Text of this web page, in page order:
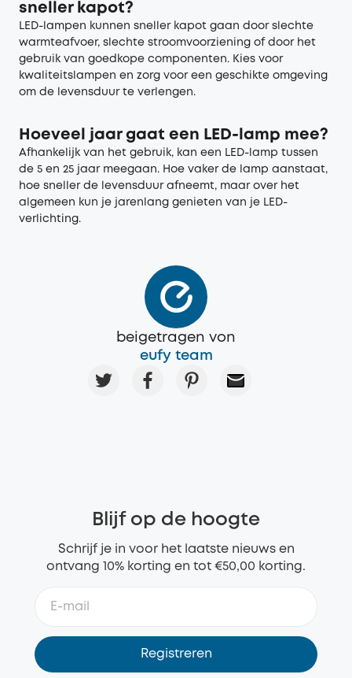
sneller kapot?
LED-lampen kunnen sneller kapot gaan door slechte
warmteafvoer, slechte stroomvoorziening of door het
gebruik van goedkope componenten. Kies voor
kwaliteitslampen en zorg voor een geschikte omgeving
om de levensduur te verlengen.
Hoeveel jaar gaat een LED-lamp mee?
Afhankelijk van het gebruik, kan een LED-lamp tussen
de 5 en 25 jaar meegaan. Hoe vaker de lamp aanstaat,
hoe sneller de levensduur afneemt, maar over het
algemeen kun je jarenlang genieten van je LED-
verlichting.
beigetragen von
eufy team
Blijf op de hoogte
Schrijf je in voor het laatste nieuws en
ontvang 10% korting en tot €50,00 korting.
Registreren